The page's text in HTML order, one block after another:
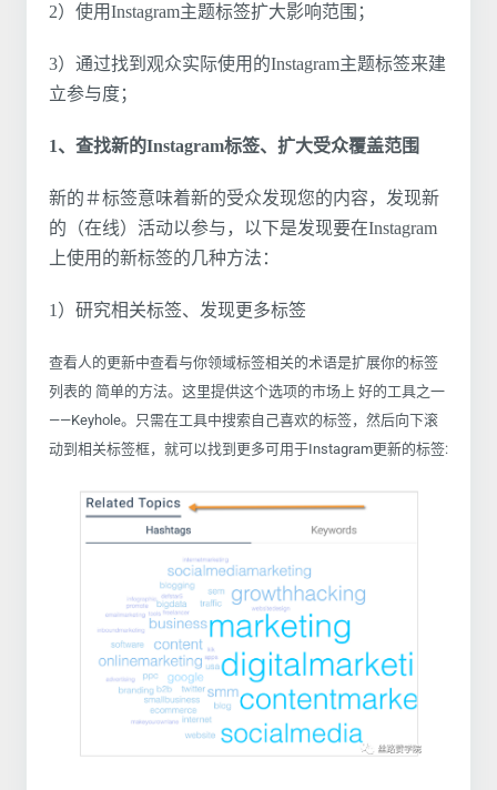
2）使用Instagram主题标签扩大影响范围；
3）通过找到观众实际使用的Instagram主题标签来建
立参与度；
1、查找新的Instagram标签、扩大受众覆盖范围
新的＃标签意味着新的受众发现您的内容，发现新
的（在线）活动以参与，以下是发现要在Instagram
上使用的新标签的几种方法：
1）研究相关标签、发现更多标签
查看人的更新中查看与你领域标签相关的术语是扩展你的标签
列表的 简单的方法。这里提供这个选项的市场上 好的工具之一
——Keyhole。只需在工具中搜索自己喜欢的标签，然后向下滚
动到相关标签框，就可以找到更多可用于Instagram更新的标签: